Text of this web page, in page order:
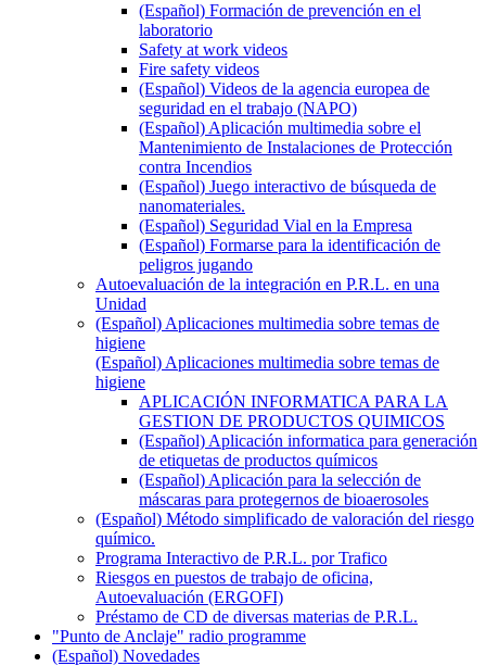
(Español) Formación de prevención en el
laboratorio
Safety at work videos
Fire safety videos
(Español) Videos de la agencia europea de
seguridad en el trabajo (NAPO)
(Español) Aplicación multimedia sobre el
Mantenimiento de Instalaciones de Protección
contra Incendios
(Español) Juego interactivo de búsqueda de
nanomateriales.
(Español) Seguridad Vial en la Empresa
(Español) Formarse para la identificación de
peligros jugando
Autoevaluación de la integración en P.R.L. en una
Unidad
(Español) Aplicaciones multimedia sobre temas de
higiene
(Español) Aplicaciones multimedia sobre temas de
higiene
APLICACIÓN INFORMATICA PARA LA
GESTION DE PRODUCTOS QUIMICOS
(Español) Aplicación informatica para generación
de etiquetas de productos químicos
(Español) Aplicación para la selección de
máscaras para protegernos de bioaerosoles
(Español) Método simplificado de valoración del riesgo
químico.
Programa Interactivo de P.R.L. por Trafico
Riesgos en puestos de trabajo de oficina,
Autoevaluación (ERGOFI)
Préstamo de CD de diversas materias de P.R.L.
"Punto de Anclaje" radio programme
(Español) Novedades